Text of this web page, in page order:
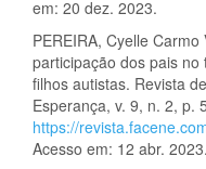
em: 20 dez. 2023.
PEREIRA, Cyelle
participação dos pais
filhos autistas. Revista
Esperança, v. 9, n. 2, p.
https://
Acesso em: 12 abr. 2023.